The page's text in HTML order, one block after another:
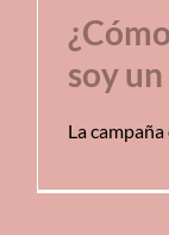
soy
La